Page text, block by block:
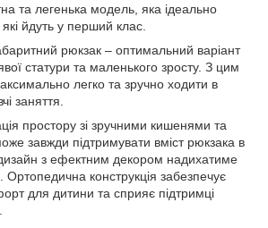
та легенька модель, яка ідеально
йдуть у перший клас.
рюкзак – оптимальний варіант
статури та маленького зросту. З цим
легко та зручно ходити в
заняття.
простору зі зручними кишенями та
завжди підтримувати вміст рюкзака в
з ефектним декором надихатиме
Ортопедична конструкція забезпечує
для дитини та сприяє підтримці